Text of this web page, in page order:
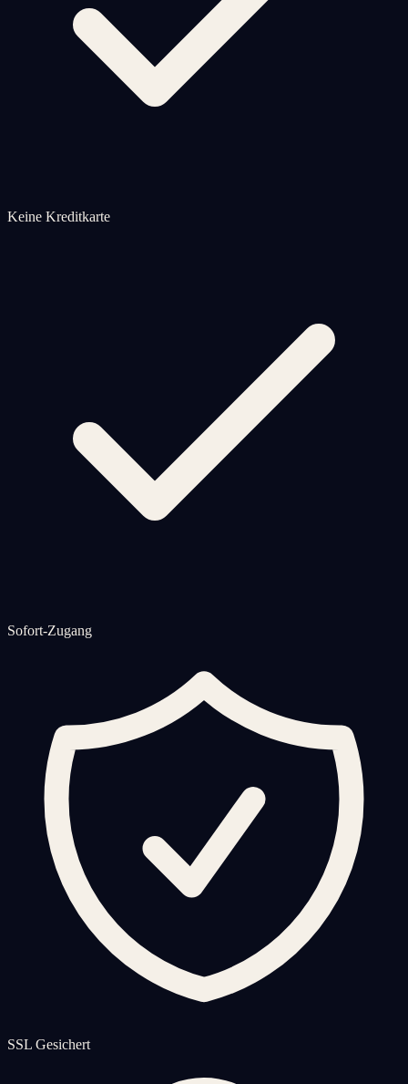
Keine Kreditkarte
Sofort-Zugang
SSL Gesichert